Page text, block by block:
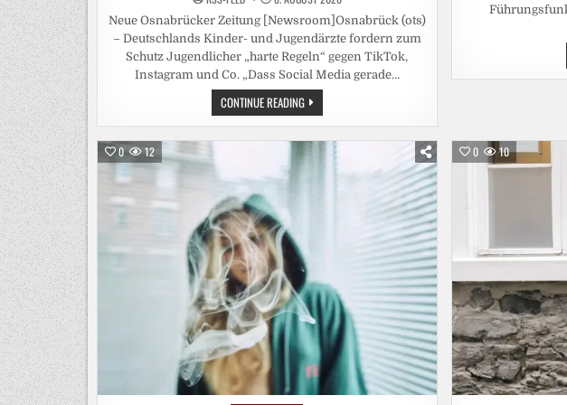
Neue Osnabrücker Zeitung [Newsroom]Osnabrück (ots)
– Deutschlands Kinder- und Jugendärzte fordern zum
Schutz Jugendlicher „harte Regeln“ gegen TikTok,
Instagram und Co. „Dass Social Media gerade…
CONTINUE READINGKINDER-
UND
JUGENDÄRZTE
FORDERN
NATIONALE
SCHRANKEN
„REGIERUNG
MUSS
ENDLICH
HANDELN“-
KLAGE
ÜBER
„GRAVIERENDES
ELTERNVERSAGEN“
BEI
SOCIAL
MEDIA
0 12 0 10